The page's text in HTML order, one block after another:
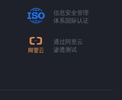
信息安全管理
体系国际认证
通过阿里云
渗透测试